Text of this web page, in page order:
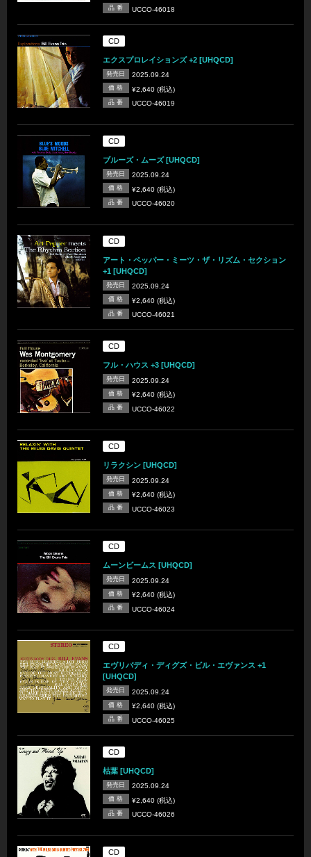
品 番 UCCO-46018
CD
エクスプロレイションズ +2 [UHQCD]
発売日 2025.09.24
価 格 ¥2,640 (税込)
品 番 UCCO-46019
CD
ブルーズ・ムーズ [UHQCD]
発売日 2025.09.24
価 格 ¥2,640 (税込)
品 番 UCCO-46020
CD
アート・ペッパー・ミーツ・ザ・リズム・セクション
+1 [UHQCD]
発売日 2025.09.24
価 格 ¥2,640 (税込)
品 番 UCCO-46021
CD
フル・ハウス +3 [UHQCD]
発売日 2025.09.24
価 格 ¥2,640 (税込)
品 番 UCCO-46022
CD
リラクシン [UHQCD]
発売日 2025.09.24
価 格 ¥2,640 (税込)
品 番 UCCO-46023
CD
ムーンビームス [UHQCD]
発売日 2025.09.24
価 格 ¥2,640 (税込)
品 番 UCCO-46024
CD
エヴリバディ・ディグズ・ビル・エヴァンス +1
[UHQCD]
発売日 2025.09.24
価 格 ¥2,640 (税込)
品 番 UCCO-46025
CD
枯葉 [UHQCD]
発売日 2025.09.24
価 格 ¥2,640 (税込)
品 番 UCCO-46026
CD